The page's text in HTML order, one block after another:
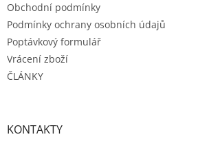
Obchodní podmínky
Podmínky ochrany osobních údajů
Poptávkový formulář
Vrácení zboží
ČLÁNKY
KONTAKTY